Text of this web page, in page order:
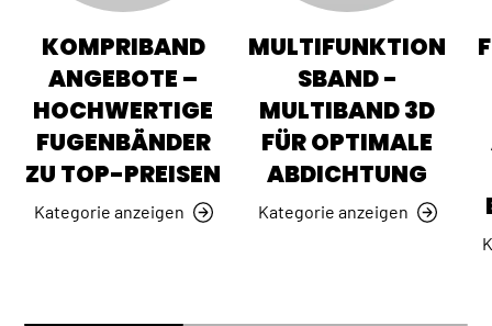
KOMPRIBAND
ANGEBOTE –
HOCHWERTIGE
FUGENBÄNDER
ZU TOP-PREISEN
Kategorie anzeigen
MULTIFUNKTION
SBAND -
MULTIBAND 3D
FÜR OPTIMALE
ABDICHTUNG
Kategorie anzeigen